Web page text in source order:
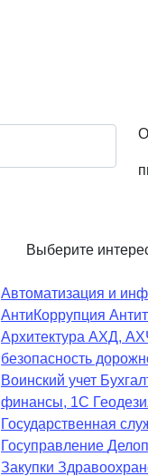
Выберите
Автоматизация и
АнтиКоррупция
Архитектура АХД,
безопасность
Воинский учет
финансы, 1С
Государственная
Госуправление
Закупки